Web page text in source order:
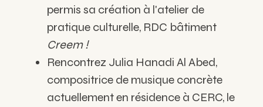
permis sa création à l'atelier de
pratique culturelle, RDC bâtiment
Creem !
Rencontrez Julia Hanadi Al Abed,
compositrice de musique concrète
actuellement en résidence à CERC, le